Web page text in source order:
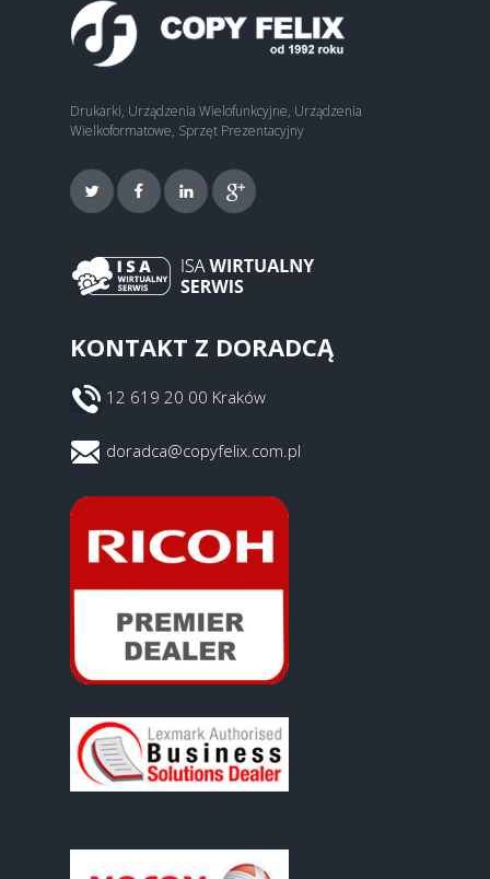
Drukarki, Urządzenia Wielofunkcyjne, Urządzenia
Wielkoformatowe, Sprzęt Prezentacyjny
KONTAKT Z DORADCĄ
12 619 20 00 Kraków
doradca@copyfelix.com.pl